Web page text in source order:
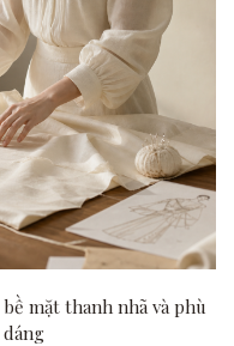
mặt thanh nhã và phù